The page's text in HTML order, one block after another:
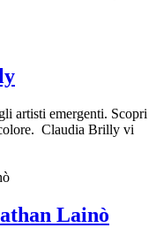
artisti emergenti. Scopri
Claudia Brilly vi
Lainò